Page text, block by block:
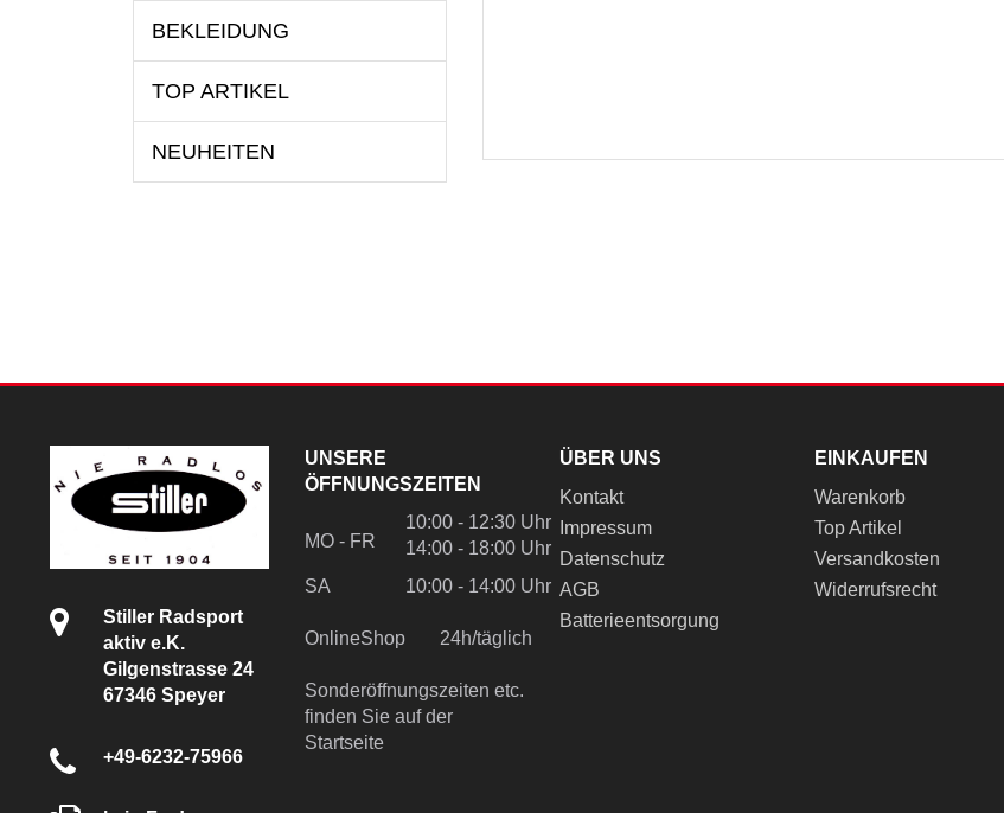
BEKLEIDUNG
TOP ARTIKEL
NEUHEITEN
Stiller Radsport
aktiv e.K.
Gilgenstrasse 24
67346 Speyer
+49-6232-75966
UNSERE
ÖFFNUNGSZEITEN
MO - FR
10:00 - 12:30 Uhr
14:00 - 18:00 Uhr
SA
10:00 - 14:00 Uhr
OnlineShop 24h/täglich
Sonderöffnungszeiten etc.
finden Sie auf der
Startseite
ÜBER UNS
Kontakt
Impressum
Datenschutz
AGB
Batterieentsorgung
EINKAUFEN
Warenkorb
Top Artikel
Versandkosten
Widerrufsrecht